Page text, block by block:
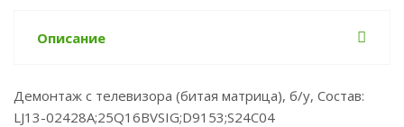
Описание
Демонтаж с телевизора (битая матрица), б/у, Состав:
LJ13-02428A;25Q16BVSIG;D9153;S24C04